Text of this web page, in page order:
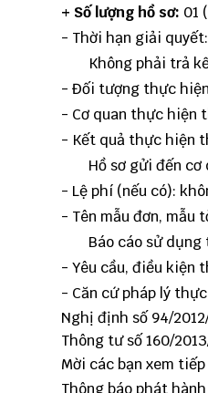
+ Số lượng hồ sơ: 01
- Thời hạn giải quyết:
Không phải trả
- Đối tượng thực
- Cơ quan thực hiện
- Kết quả thực hiện
Hồ sơ gửi đến
- Lệ phí (nếu có):
- Tên mẫu đơn, mẫu
Báo cáo sử
- Yêu cầu, điều kiện
- Căn cứ pháp lý
Nghị định số 94/
Thông tư số 160/
Mời các bạn xem
Thông báo phát